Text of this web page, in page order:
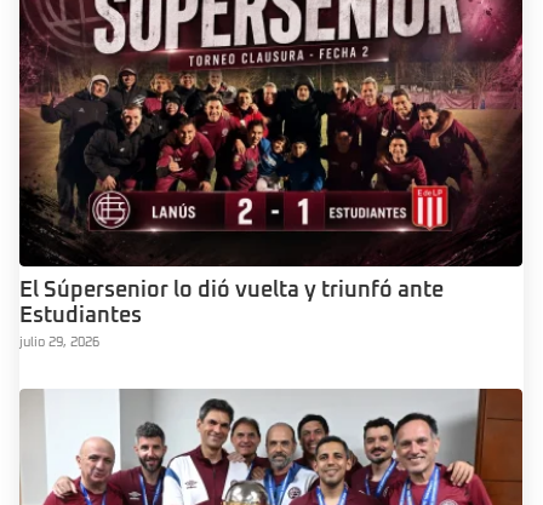
El Súpersenior lo dió vuelta y triunfó ante
Estudiantes
julio 29, 2026